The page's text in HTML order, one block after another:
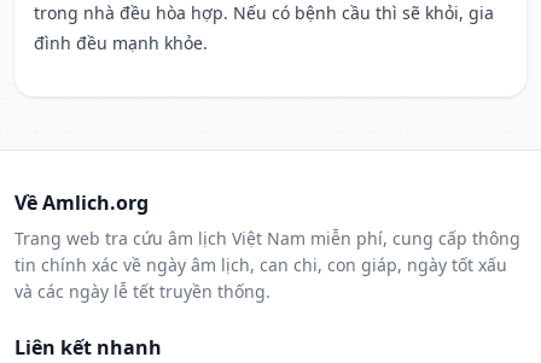
trong nhà đều hòa hợp. Nếu có bệnh cầu thì sẽ khỏi, gia
đình đều mạnh khỏe.
Về Amlich.org
Trang web tra cứu âm lịch Việt Nam miễn phí, cung cấp thông
tin chính xác về ngày âm lịch, can chi, con giáp, ngày tốt xấu
và các ngày lễ tết truyền thống.
Liên kết nhanh